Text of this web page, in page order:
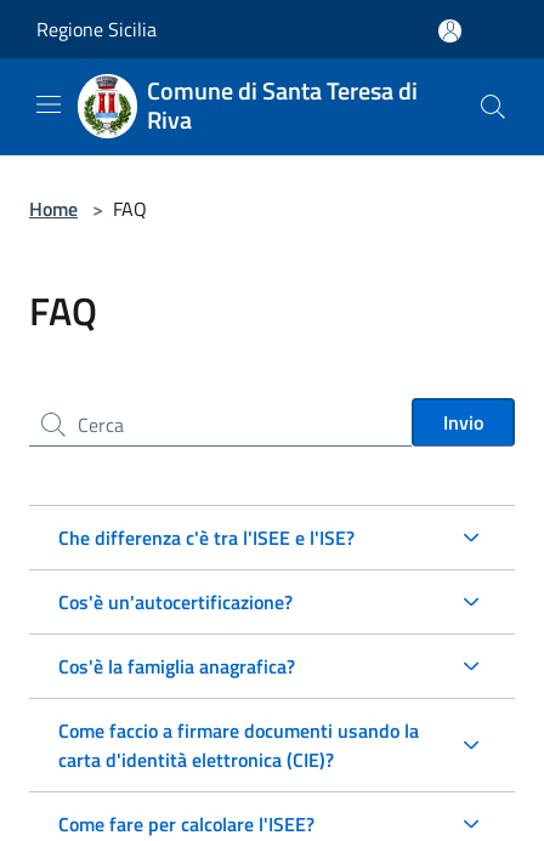
Regione Sicilia
Comune di Santa Teresa di
Riva
Home > FAQ
FAQ
Cerca nel sito Invio
Che differenza c'è tra l'ISEE e l'ISE?
Cos'è un'autocertificazione?
Cos'è la famiglia anagrafica?
Come faccio a firmare documenti usando la
carta d'identità elettronica (CIE)?
Come fare per calcolare l'ISEE?